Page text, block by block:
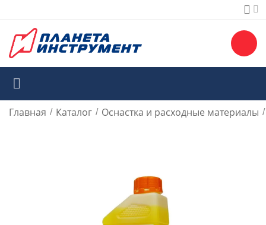
Главная / Каталог / Оснастка и расходные материалы /